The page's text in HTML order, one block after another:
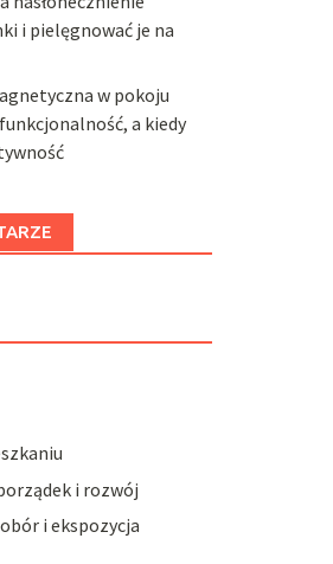
i pielęgnować je na
w pokoju
a kiedy
i rozwój
i ekspozycja